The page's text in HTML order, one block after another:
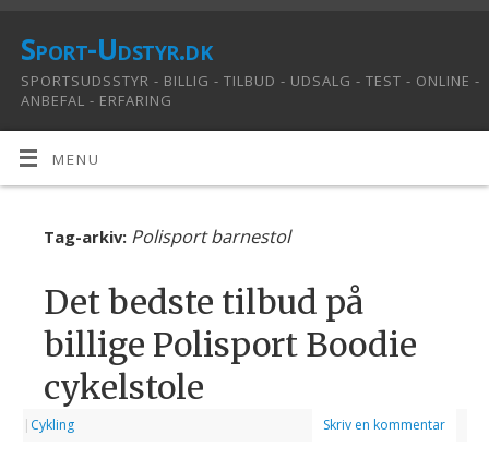
Sport-Udstyr.dk
SPORTSUDSSTYR - BILLIG - TILBUD - UDSALG - TEST - ONLINE -
ANBEFAL - ERFARING
MENU
Tag-arkiv: Polisport barnestol
Det bedste tilbud på
billige Polisport Boodie
cykelstole
| Cykling Skriv en kommentar